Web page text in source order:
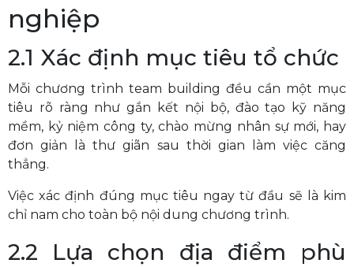
nghiệp
2.1 Xác định mục tiêu tổ chức
Mỗi chương trình team building đều cần một mục
tiêu rõ ràng như gắn kết nội bộ, đào tạo kỹ năng
mềm, kỷ niệm công ty, chào mừng nhân sự mới, hay
đơn giản là thư giãn sau thời gian làm việc căng
thẳng.
Việc xác định đúng mục tiêu ngay từ đầu sẽ là kim
chỉ nam cho toàn bộ nội dung chương trình.
2.2 Lựa chọn địa điểm phù